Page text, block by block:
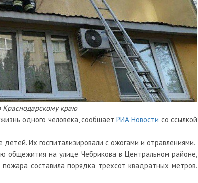
краю
одного человека, сообщаетРИА Новости со ссылкой
Их госпитализировали с ожогами и отравлениями.
общежития на улице Чебрикова в Центральном районе,
составила порядка трехсот квадратных метров.